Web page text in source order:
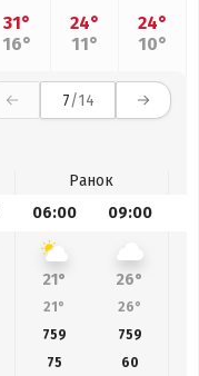
31°
16°
24°
11°
24°
10°
7/14
Ранок
06:00 09:00
21° 26°
21° 26°
759 759
75 60